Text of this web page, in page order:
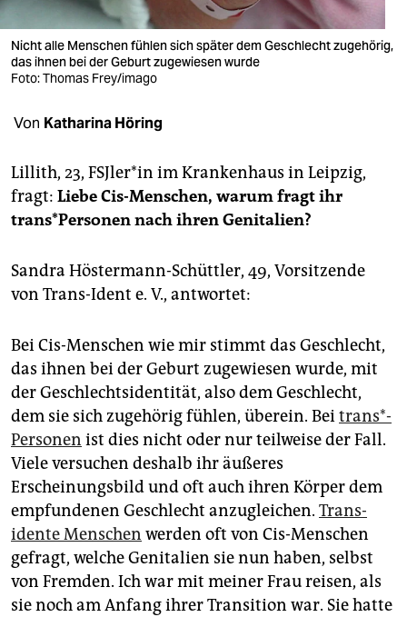
verlag
verlag
shop
fragen & hilfe
unterstützen
genossenschaft
Nicht alle Menschen fühlen sich später dem Geschlecht zugehörig,
das ihnen bei der Geburt zugewiesen wurde
Foto: Thomas Frey/imago
Von Katharina Höring
Lillith, 23, FSJ­le­r*in im Krankenhaus in Leipzig,
fragt: Liebe Cis-Menschen, warum fragt ihr
trans*­Per­so­nen nach ihren Genitalien?
Sandra Höstermann-Schüttler, 49, Vorsitzende
von Trans-Ident e. V., antwortet:
Bei Cis-Menschen wie mir stimmt das Geschlecht,
das ihnen bei der Geburt zugewiesen wurde, mit
der Geschlechts­identität, also dem Geschlecht,
dem sie sich zugehörig fühlen, überein. Beitrans*­
Per­so­nen ist dies nicht oder nur teilweise der Fall.
Viele versuchen deshalb ihr äußeres
Erscheinungsbild und oft auch ihren Körper dem
empfundenen Geschlecht anzugleichen. Trans­
idente Menschen werden oft von Cis-Menschen
gefragt, welche Genitalien sie nun haben, selbst
von Fremden. Ich war mit meiner Frau reisen, als
sie noch am Anfang ihrer Transition war. Sie hatte